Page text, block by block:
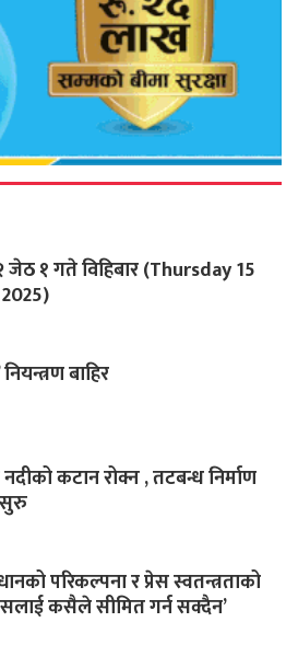
जेठ १ गते विहिबार (Thursday 15
नियन्त्रण बाहिर
कटान रोक्न , तटबन्ध निर्माण
सुरु
परिकल्पना र प्रेस स्वतन्त्रताको
कसैले सीमित गर्न सक्दैन’